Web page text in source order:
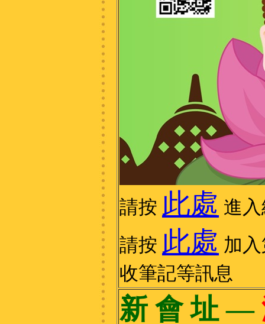
請按 此處 進
請按 此處 加
收筆記等訊息
新 會 址 —